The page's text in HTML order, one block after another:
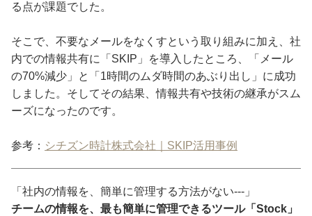
る点が課題でした。
そこで、不要なメールをなくすという取り組みに加え、社
内での情報共有に「SKIP」を導入したところ、「メール
の70%減少」と「1時間のムダ時間のあぶり出し」に成功
しました。そしてその結果、情報共有や技術の継承がスム
ーズになったのです。
参考： シチズン時計株式会社｜SKIP活用事例
「社内の情報を、簡単に管理する方法がない---」
チームの情報を、最も簡単に管理できるツール「Stock」